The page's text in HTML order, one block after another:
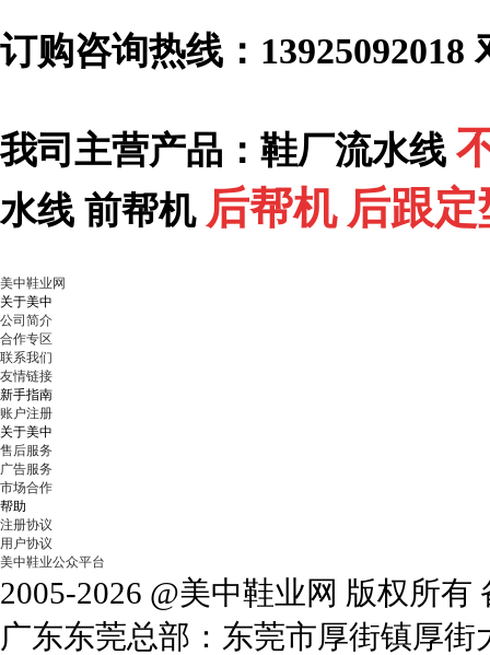
订购咨询热线 ：13925092018
我司主营产品 ： 鞋厂流水线
水线 前帮机 后帮机 后跟
美中鞋业网
关于美中
公司简介
合作专区
联系我们
友情链接
新手指南
账户注册
关于美中
售后服务
广告服务
市场合作
帮助
注册协议
用户协议
美中鞋业公众平台
2005-2026 @美中鞋业网 版权所有
广东东莞总部：东莞市厚街镇厚